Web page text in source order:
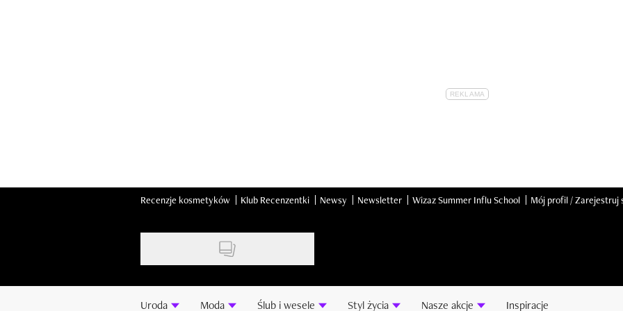
Recenzje kosmetyków Klub Recenzentki Newsy Newsletter Wizaz Summer Influ School Mój profil / Zarejestruj
Uroda Moda Ślub i wesele Styl życia Nasze akcje Inspiracje